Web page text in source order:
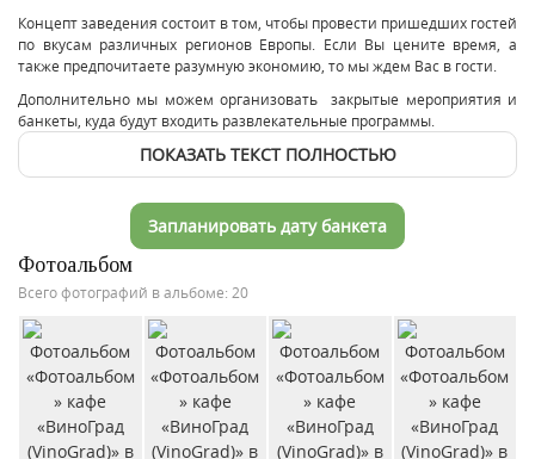
Концепт заведения состоит в том, чтобы провести пришедших гостей
по вкусам различных регионов Европы. Если Вы цените время, а
также предпочитаете разумную экономию, то мы ждем Вас в гости.
Дополнительно мы можем организовать закрытые мероприятия и
банкеты, куда будут входить развлекательные программы.
ПОКАЗАТЬ ТЕКСТ ПОЛНОСТЬЮ
Запланировать дату банкета
Фотоальбом
Всего фотографий в альбоме: 20